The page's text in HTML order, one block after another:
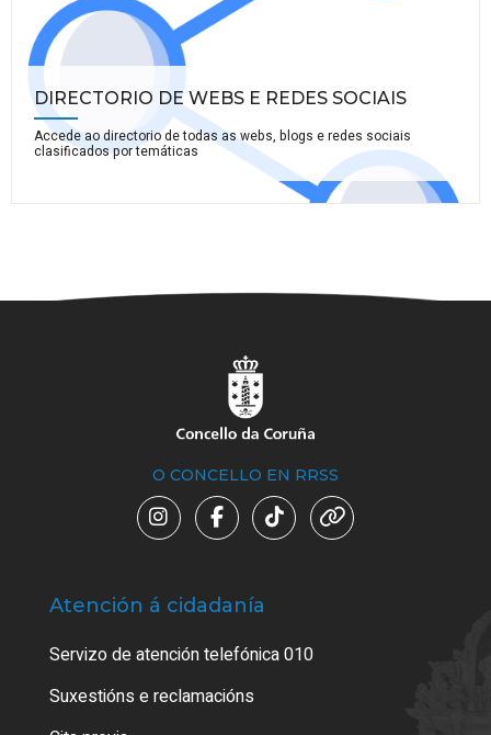
DIRECTORIO DE WEBS E REDES SOCIAIS
Accede ao directorio de todas as webs, blogs e redes sociais
clasificados por temáticas
O CONCELLO EN RRSS
Atención á cidadanía
Servizo de atención telefónica 010
Suxestións e reclamacións